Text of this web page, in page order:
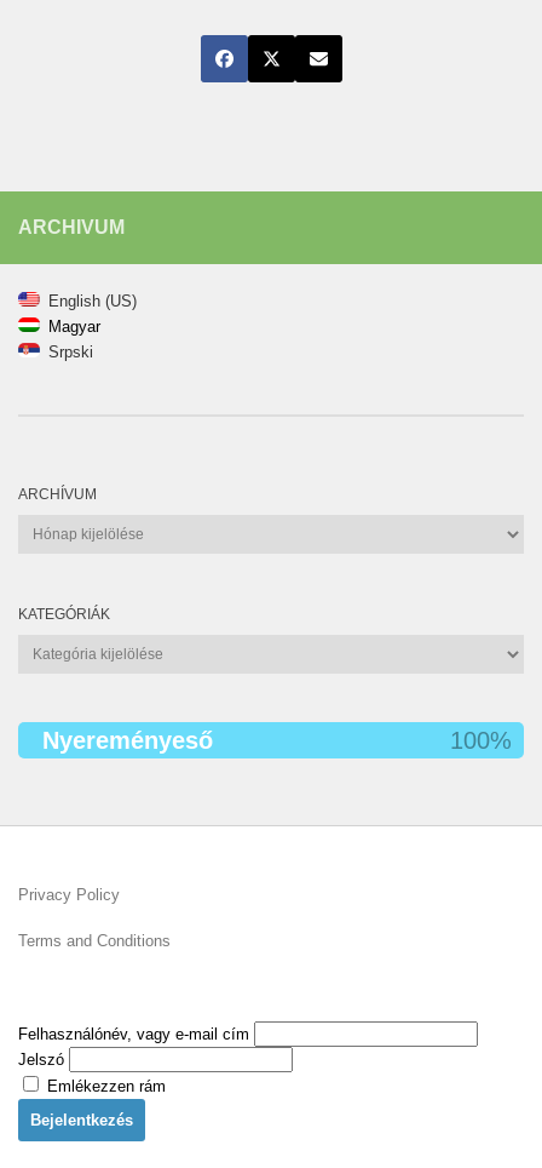
ARCHIVUM
English (US)
Magyar
Srpski
ARCHÍVUM
Archívum
KATEGÓRIÁK
Kategóriák
Nyereményeső 100%
Privacy Policy
Terms and Conditions
Felhasználónév, vagy e-mail cím
Jelszó
Emlékezzen rám